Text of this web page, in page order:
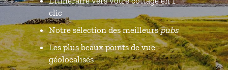
clic
Notre sélection des meilleurspubs
Les plus beaux points de vue
géolocalisés